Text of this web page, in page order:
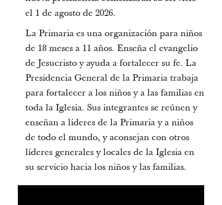
el 1 de agosto de 2026.
La Primaria es una organización para niños
de 18 meses a 11 años. Enseña el evangelio
de Jesucristo y ayuda a fortalecer su fe. La
Presidencia General de la Primaria trabaja
para fortalecer a los niños y a las familias en
toda la Iglesia. Sus integrantes se reúnen y
enseñan a líderes de la Primaria y a niños
de todo el mundo, y aconsejan con otros
líderes generales y locales de la Iglesia en
su servicio hacia los niños y las familias.